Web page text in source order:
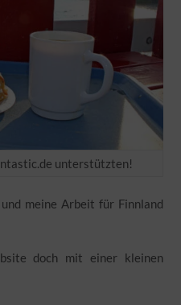
unterstützten!
meine Arbeit für Finnland
doch mit einer kleinen